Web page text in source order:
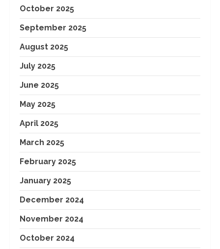
October 2025
September 2025
August 2025
July 2025
June 2025
May 2025
April 2025
March 2025
February 2025
January 2025
December 2024
November 2024
October 2024